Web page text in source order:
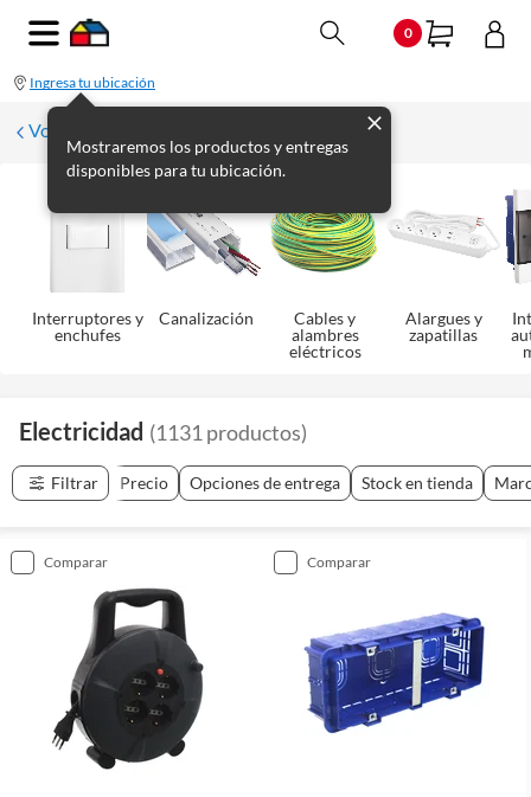
0
Ingresa tu ubicación
Mostraremos los productos y entregas
disponibles para tu ubicación.
Volver
Interruptores y
enchufes
Canalización
Cables y
alambres
eléctricos
Alargues y
zapatillas
Electricidad (1131 productos)
Filtrar Precio Opciones de entrega Stock en tienda
comparar comparar